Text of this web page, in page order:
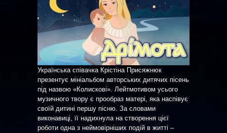
Українська співачка Крістіна Присяжнюк
презентує мініальбом авторських дитячих пісень
під назвою «Колискові». Лейтмотивом усього
музичного твору є прообраз матері, яка наспівує
своїй дитині першу пісню. За словами
виконавиці, її надихнула на створення цієї
роботи одна з неймовірніших подій в житті –